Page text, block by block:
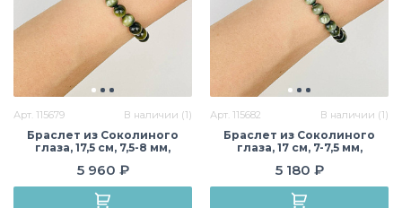
Арт. 115679 В наличии (1)
Браслет из Соколиного
глаза, 17,5 см, 7,5-8 мм,
5 960 ₽
Арт. 115682 В наличии (1)
Браслет из Соколиного
глаза, 17 см, 7-7,5 мм,
5 180 ₽